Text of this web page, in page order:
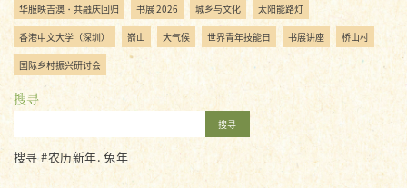
华服映吉澳・共融庆回归 书展 2026 城乡与文化 太阳能路灯
香港中文大学（深圳） 嵛山 大气候 世界青年技能日 书展讲座 桥山村
国际乡村振兴研讨会
搜寻
搜寻
搜寻 #农历新年. 兔年